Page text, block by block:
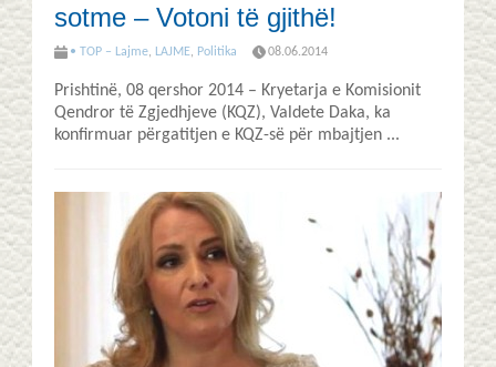
sotme – Votoni të gjithë!
• TOP – Lajme, LAJME, Politika 08.06.2014
Prishtinë, 08 qershor 2014 – ​Kryetarja e Komisionit
Qendror të Zgjedhjeve (KQZ), Valdete Daka, ka
konfirmuar përgatitjen e KQZ-së për mbajtjen ...